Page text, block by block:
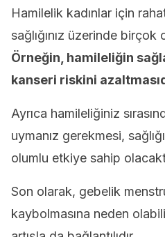
Hamilelik kadınlar için
sağlığınız üzerinde birçok
Örneğin, hamileliğin
kanseri riskini
Ayrıca hamileliğiniz
uymanız gerekmesi,
olumlu etkiye sahip
Son olarak, gebelik
kaybolmasına neden